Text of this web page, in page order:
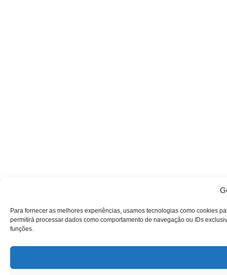
Para fornecer as melhores experiências, usamos tecnologias como cookies
permitirá processar dados como comportamento de navegação ou IDs
funções.